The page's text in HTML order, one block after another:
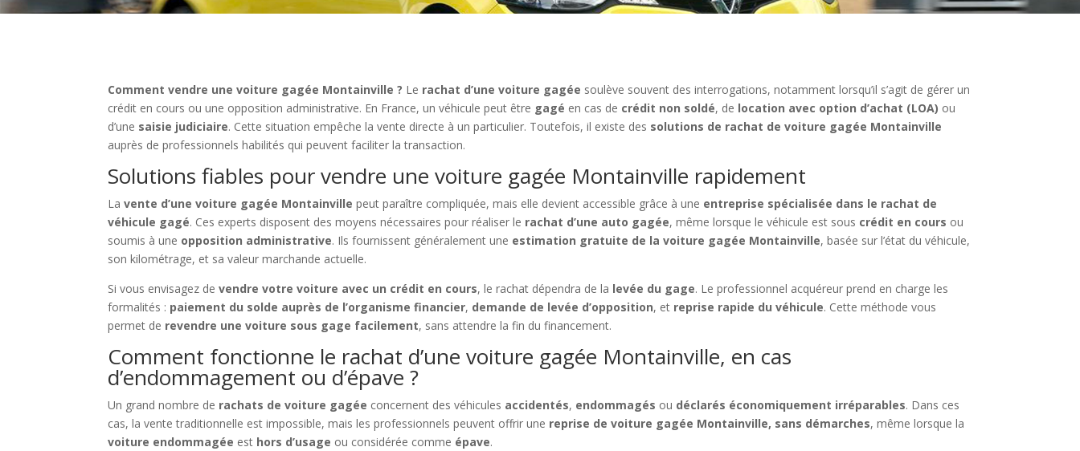
Comment vendre une voiture gagée Montainville ? Le rachat d’une voiture gagée soulève souvent des interrogations, notamment lorsqu’il s’agit de gérer un
crédit en cours ou une opposition administrative. En France, un véhicule peut être gagé en cas de crédit non soldé, de location avec option d’achat (LOA) ou
d’une saisie judiciaire. Cette situation empêche la vente directe à un particulier. Toutefois, il existe des solutions de rachat de voiture gagée Montainville
auprès de professionnels habilités qui peuvent faciliter la transaction.
Solutions fiables pour vendre une voiture gagée Montainville rapidement
Lavente d’une voiture gagée Montainville peut paraître compliquée, mais elle devient accessible grâce à une entreprise spécialisée dans le rachat de
véhicule gagé. Ces experts disposent des moyens nécessaires pour réaliser le rachat d’une auto gagée, même lorsque le véhicule est sous crédit en cours ou
soumis à une opposition administrative. Ils fournissent généralement une estimation gratuite de la voiture gagée Montainville, basée sur l’état du véhicule,
son kilométrage, et sa valeur marchande actuelle.
Si vous envisagez devendre votre voiture avec un crédit en cours, le rachat dépendra de la levée du gage. Le professionnel acquéreur prend en charge les
formalités : paiement du solde auprès de l’organisme financier, demande de levée d’opposition, et reprise rapide du véhicule. Cette méthode vous
permet de revendre une voiture sous gage facilement, sans attendre la fin du financement.
Comment fonctionne le rachat d’une voiture gagée Montainville, en cas
d’endommagement ou d’épave ?
Un grand nombre de rachats de voiture gagée concernent des véhicules accidentés, endommagés ou déclarés économiquement irréparables. Dans ces
cas, la vente traditionnelle est impossible, mais les professionnels peuvent offrir une reprise de voiture gagée Montainville, sans démarches, même lorsque la
voiture endommagée est hors d’usage ou considérée comme épave.